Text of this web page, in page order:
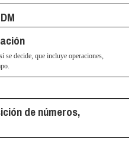
se decide, que incluye operaciones,
de números,